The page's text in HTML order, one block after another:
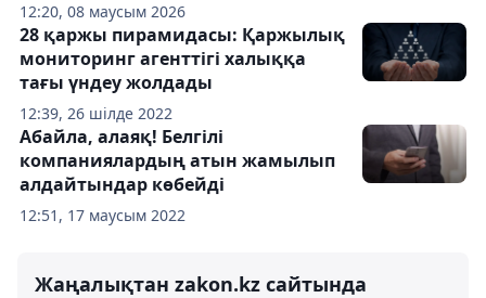
12:20, 08 маусым 2026
12:39, 26 шілде 2022
28 қаржы пирамидасы: Қаржылық
мониторинг агенттігі халыққа
тағы үндеу жолдады
12:51, 17 маусым 2022
Абайла, алаяқ! Белгілі
компаниялардың атын жамылып
алдайтындар көбейді
Жаңалықтан zakon.kz сайтында